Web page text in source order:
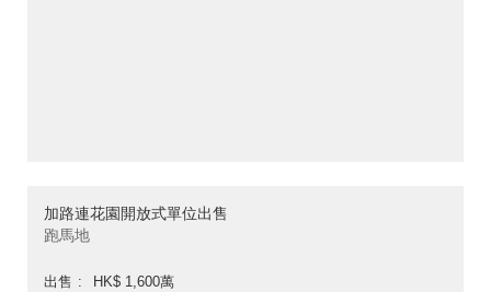
加路連花園開放式單位出售
跑馬地
出售
HK$ 1,600萬